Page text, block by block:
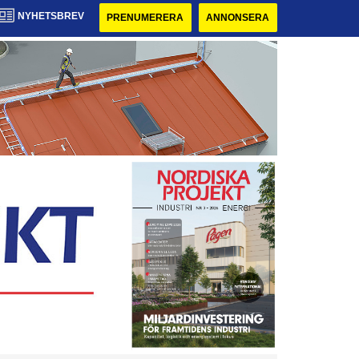
NYHETSBREV PRENUMERERA ANNONSERA